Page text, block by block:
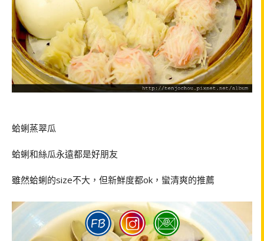
蛤蜊蒸翠瓜
蛤蜊和絲瓜永遠都是好朋友
雖然蛤蜊的size不大，但新鮮度都ok ，蠻清爽的推薦